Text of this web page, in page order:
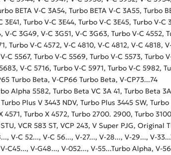
BETA V-C 3A54, Turbo BETA V-C 3A55, Turbo
Turbo V-C 3E44, Turbo V-C 3E45, Turbo V-C
V-C 3G49, V-C 3G51, V-C 3G63, Turbo V-C 4552,
Turbo V-C 4572, V-C 4810, V-C 4812, V-C 4818,
C 5567, Turbo V-C 5569, Turbo V-C 5573, Turbo
V-C 5716, Turbo V-C 5971, Turbo V-C 5982,
Turbo Beta, V-CP66 Turbo Beta, V-CP73...74
Alpha 5582, Turbo Beta VC 3A 41, Turbo Beta
Plus V 3443 NDV, Turbo Plus 3445 SW, Turbo
4571, Turbo X 4572, Turbo 2700. 2900, Turbo
VCR 583 ST, VCP 243, V Super PJG, Original
V-C 52..., V-C 56..., V-27..., V-28..., V-29..., V-
C45..., V-G48..., V-052..., V-55...Turbo Alpha, V-